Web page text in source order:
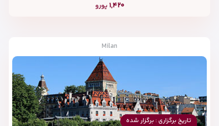
۱,۴۲۰ یورو
Milan
تاریخ برگزاری : برگزار شده